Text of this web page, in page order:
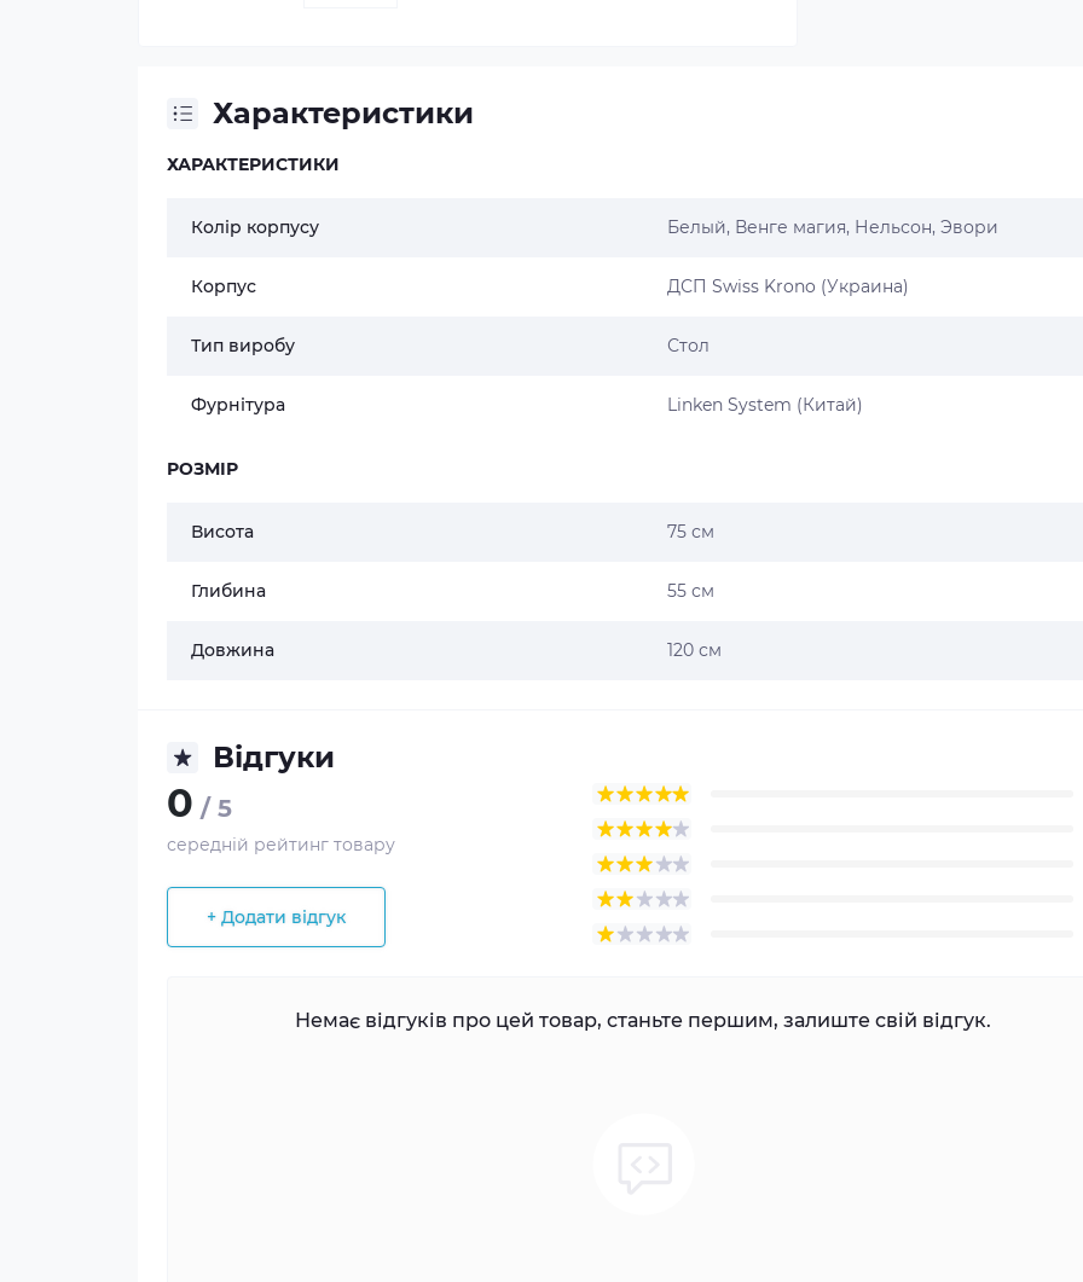
Характеристики
ХАРАКТЕРИСТИКИ
Колір корпусу Белый, Венге магия, Нельсон, Эвори
Корпус ДСП Swiss Krono (Украина)
Тип виробу Стол
Фурнітура Linken System (Китай)
РОЗМІР
Висота 75 см
Глибина 55 см
Довжина 120 см
Відгуки
0 / 5
середній рейтинг товару
+ Додати відгук
Немає відгуків про цей товар, станьте першим, залиште свій відгук.